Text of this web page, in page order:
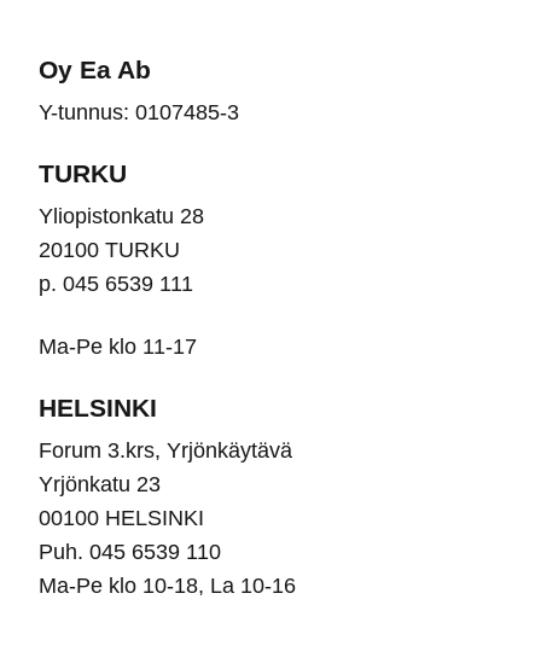
Oy Ea Ab
Y-tunnus: 0107485-3
TURKU
Yliopistonkatu 28
20100 TURKU
p. 045 6539 111
Ma-Pe klo 11-17
HELSINKI
Forum 3.krs, Yrjönkäytävä
Yrjönkatu 23
00100 HELSINKI
Puh. 045 6539 110
Ma-Pe klo 10-18, La 10-16